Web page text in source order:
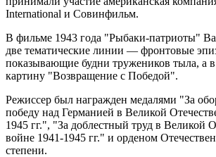
International и Совинфильм.
В фильме 1943 года "Рыбаки-патриоты"
две тематические линии — фронтовые
показывающие будни тружеников тыла, а
картину "Возвращение с Победой".
Режиссер был награжден медалями "За
победу над Германией в Великой
1945 гг.", "За доблестный труд в Великой
войне 1941-1945 гг." и орденом
степени.